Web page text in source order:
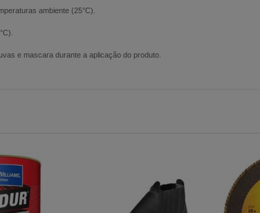
ambiente (25°C).
e mascara durante a aplicação do produto.